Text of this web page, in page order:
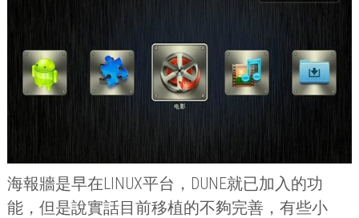
海報牆是早在LINUX平台， DUNE就已加入的功
能，但是說實話目前移植的不夠完善，有些小